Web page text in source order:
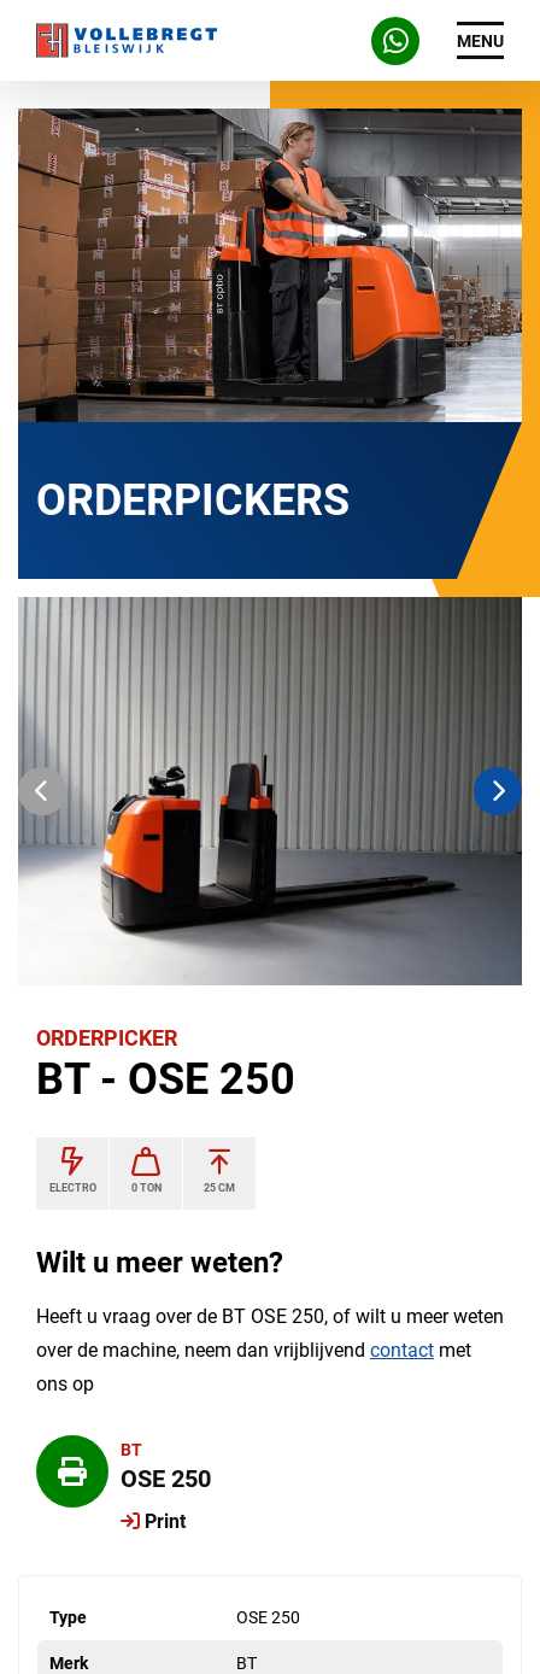
MENU
ORDERPICKERS
ORDERPICKER
BT - OSE 250
ELECTRO 0 TON 25 CM
Wilt u meer weten?
Heeft u vraag over de BT OSE 250, of wilt u meer weten
over de machine, neem dan vrijblijvend contact met
ons op
BT
OSE 250
Print
Type OSE 250
Merk BT